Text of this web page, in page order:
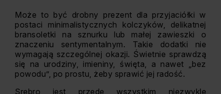
Może to być drobny prezent dla przyjaciółki w
postaci minimalistycznych kolczyków, delikatnej
bransoletki na sznurku lub małej zawieszki o
znaczeniu sentymentalnym. Takie dodatki nie
wymagają szczególnej okazji. Świetnie sprawdzą
się na urodziny, imieniny, święta, a nawet „bez
powodu”, po prostu, żeby sprawić jej radość.
Srebro jest przede wszystkim niezwykle